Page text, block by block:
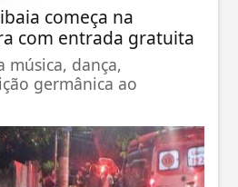
começa na
com entrada gratuita
música, dança,
germânica ao